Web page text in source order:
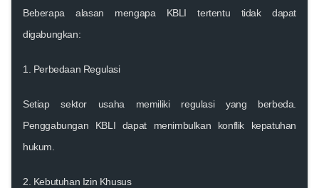
Beberapa alasan mengapa KBLI tertentu tidak dapat
digabungkan:
1. Perbedaan Regulasi
Setiap sektor usaha memiliki regulasi yang berbeda.
Penggabungan KBLI dapat menimbulkan konflik kepatuhan
hukum.
2. Kebutuhan Izin Khusus